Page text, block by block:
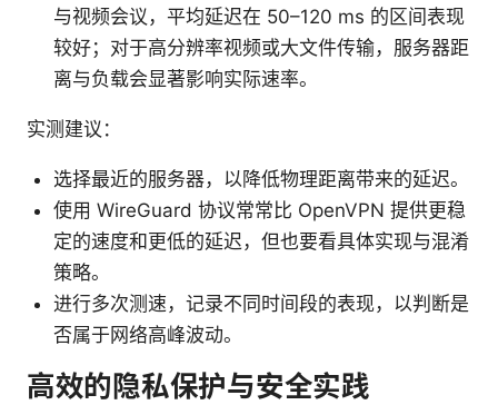
与视频会议，平均延迟在 50–120 ms 的区间表现
较好；对于高分辨率视频或大文件传输，服务器距
离与负载会显著影响实际速率。
实测建议：
选择最近的服务器，以降低物理距离带来的延迟。
使用 WireGuard 协议常常比 OpenVPN 提供更稳
定的速度和更低的延迟，但也要看具体实现与混淆
策略。
进行多次测速，记录不同时间段的表现，以判断是
否属于网络高峰波动。
高效的隐私保护与安全实践